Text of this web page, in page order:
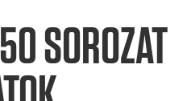
SOROZAT